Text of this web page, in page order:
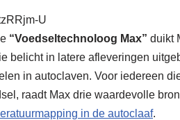
U
“Voedseltechnoloog Max” duikt
belicht in latere afleveringen
in autoclaven. Voor iedereen
raadt Max drie waardevolle
in de autoclaaf.